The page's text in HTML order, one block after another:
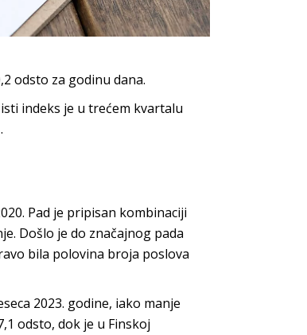
odsto za godinu dana.
indeks je u trećem kvartalu
Pad je pripisan kombinaciji
Došlo je do značajnog pada
bila polovina broja poslova
2023. godine, iako manje
odsto, dok je u Finskoj